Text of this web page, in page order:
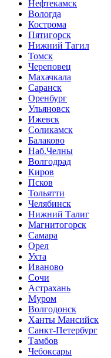
Нефтекамск
Вологда
Кострома
Пятигорск
Нижний Тагил
Томск
Череповец
Махачкала
Саранск
Оренбург
Ульяновск
Ижевск
Соликамск
Балаково
Наб.Челны
Волгодрад
Киров
Псков
Тольятти
Челябинск
Нижний Талиг
Магнитогорск
Самара
Орел
Ухта
Иваново
Сочи
Астрахань
Муром
Волгодонск
Ханты Мансийск
Санкт-Петербург
Тамбов
Чебоксары